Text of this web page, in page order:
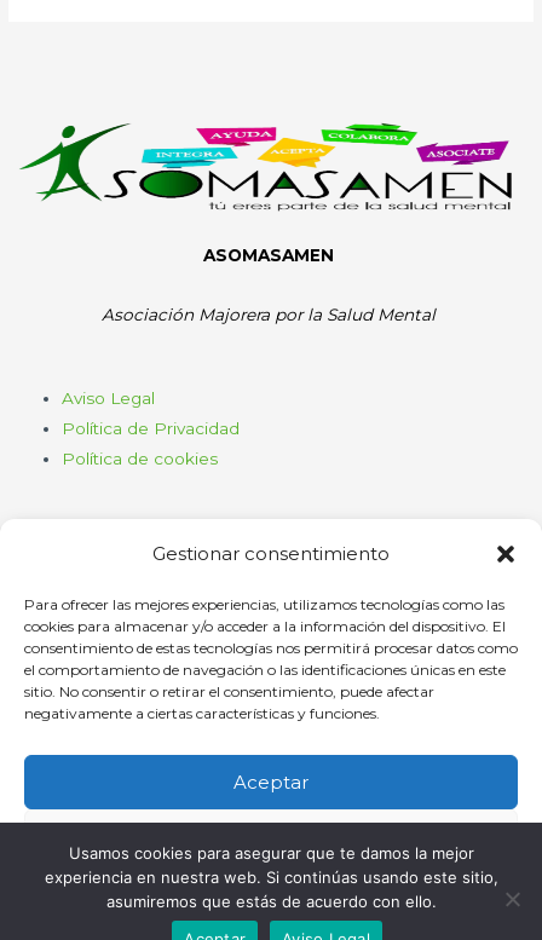
Gestionar consentimiento
Para ofrecer las mejores experiencias, utilizamos tecnologías como las
cookies para almacenar y/o acceder a la información del dispositivo. El
consentimiento de estas tecnologías nos permitirá procesar datos como
el comportamiento de navegación o las identificaciones únicas en este
sitio. No consentir o retirar el consentimiento, puede afectar
negativamente a ciertas características y funciones.
Aceptar
Ver preferencias
ASOMASAMEN
Asociación Majorera por la Salud Mental
Aviso Legal
Política de Privacidad
Política de cookies
Haz clic para aceptar cookies de
marketing y permitir este contenido
Oficina
C/ Comandante Díaz Trayter, 67 35600 Puerto del Rosario, Las
Usamos cookies para asegurar que te damos la mejor
experiencia en nuestra web. Si continúas usando este sitio,
asumiremos que estás de acuerdo con ello.